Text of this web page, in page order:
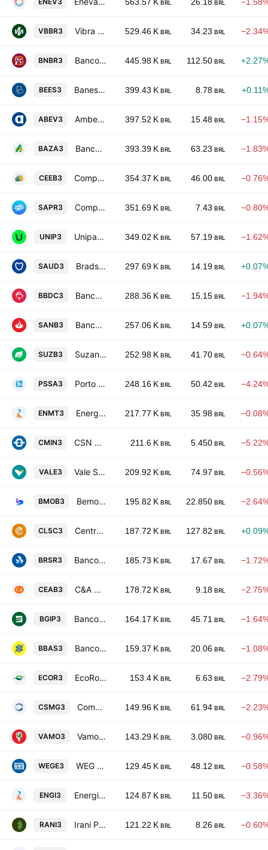
BRL BRL
VBBR3 Vibra Energia SA 529.46 K BRL 34.23 BRL
BNBR3 Banco do Nordeste do Brasil S.A. 445.98 K BRL 112.50 BRL
BEES3 Banestes S.A. - Banco do Estado do Espirito Santo 399.43 K BRL 8.78 BRL
ABEV3 Ambev SA 397.52 K BRL 15.48 BRL
BAZA3 Banco da Amazonia S.A. 393.39 K BRL 63.23 BRL
CEEB3 Companhia de Electricidade do Estado da Bahia - COELBA 354.37 K BRL 46.00 BRL
SAPR3 Companhia de Saneamento do Parana - Sanepar 351.69 K BRL 7.43 BRL
UNIP3 Unipar Carbocloro SA 349.02 K BRL 57.19 BRL
SAUD3 Bradsaude SA 297.69 K BRL 14.19 BRL
BBDC3 Banco Bradesco SA 288.36 K BRL 15.15 BRL
SANB3 Banco Santander (Brasil) S.A. 257.06 K BRL 14.59 BRL
SUZB3 Suzano S.A. 252.98 K BRL 41.70 BRL
PSSA3 Porto Seguro S.A. 248.16 K BRL 50.42 BRL
ENMT3 Energisa Mato Grosso - Distribuidora de Energia Sa 217.77 K BRL 35.98 BRL
CMIN3 CSN Mineracao SA 211.6 K BRL 5.450 BRL
VALE3 Vale S.A. 209.92 K BRL 74.97 BRL
BMOB3 Bemobi Mobile Tech SA 195.82 K BRL 22.850 BRL
CLSC3 Centrais Eletricas de Santa Catarina S.A. 187.72 K BRL 127.82 BRL
BRSR3 Banco do Estado do Rio Grande do Sul SA 185.73 K BRL 17.67 BRL
CEAB3 C&A Modas SA 178.72 K BRL 9.18 BRL
BGIP3 Banco do Estado de Sergipe SA - Banese 164.17 K BRL 45.71 BRL
BBAS3 Banco do Brasil S.A. 159.37 K BRL 20.06 BRL
ECOR3 EcoRodovias Infraestrutura e Logistica S.A. 153.4 K BRL 6.63 BRL
CSMG3 Companhia de Saneamento de Minas Gerais 149.96 K BRL 61.94 BRL
VAMO3 Vamos Locacao de Caminhoes, Maquinas e Equipamentos SA 143.29 K BRL 3.080 BRL
WEGE3 WEG SA 129.45 K BRL 48.12 BRL
ENGI3 Energisa SA 124.87 K BRL 11.50 BRL
RANI3 Irani Papel e Embalagem SA 121.22 K BRL 8.26 BRL